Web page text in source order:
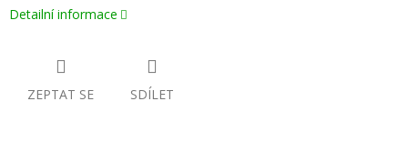
Detailní informace
ZEPTAT SE SDÍLET